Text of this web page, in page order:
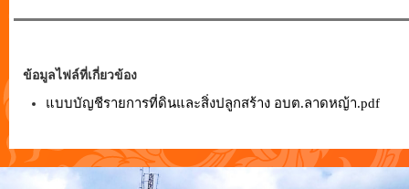
ข้อมูลไฟล์ที่เกี่ยวข้อง
แบบบัญชีรายการที่ดินและสิ่งปลูกสร้าง อบต.ลาดหญ้า.pdf